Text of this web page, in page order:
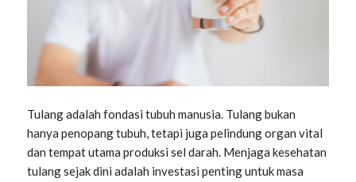
Tulang adalah fondasi tubuh manusia. Tulang bukan
hanya penopang tubuh, tetapi juga pelindung organ vital
dan tempat utama produksi sel darah. Menjaga kesehatan
tulang sejak dini adalah investasi penting untuk masa